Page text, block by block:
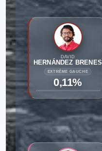
DAVID
HERNÁNDEZ BRENES
EXTRÊME GAUCHE
0,11%